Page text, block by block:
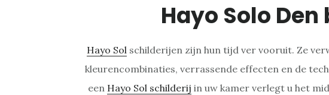
Hayo Solo Den
Hayo Solschilderijen zijn hun tijd ver vooruit. Ze
kleurencombinaties, verrassende effecten en de
een Hayo Sol schilderij in uw kamer verlegt u het